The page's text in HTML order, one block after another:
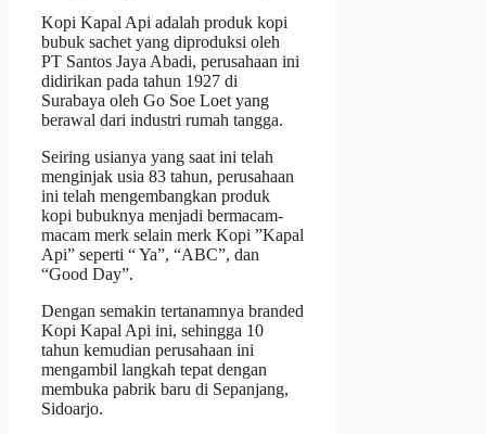
Kopi Kapal Api adalah produk kopi
bubuk sachet yang diproduksi oleh
PT Santos Jaya Abadi, perusahaan ini
didirikan pada tahun 1927 di
Surabaya oleh Go Soe Loet yang
berawal dari industri rumah tangga.
Seiring usianya yang saat ini telah
menginjak usia 83 tahun, perusahaan
ini telah mengembangkan produk
kopi bubuknya menjadi bermacam-
macam merk selain merk Kopi ”Kapal
Api” seperti “ Ya”, “ABC”, dan
“Good Day”.
Dengan semakin tertanamnya branded
Kopi Kapal Api ini, sehingga 10
tahun kemudian perusahaan ini
mengambil langkah tepat dengan
membuka pabrik baru di Sepanjang,
Sidoarjo.